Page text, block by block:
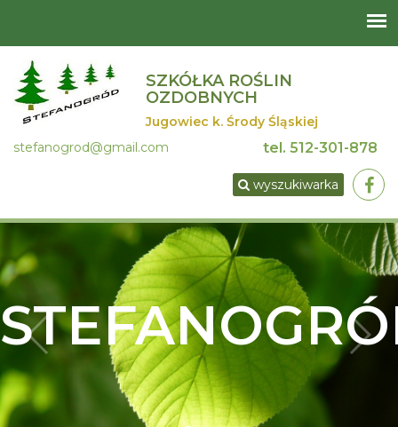
SZKÓŁKA ROŚLIN
OZDOBNYCH
Jugowiec k. Środy Śląskiej
stefanogrod@gmail.com
tel. 512-301-878
wyszukiwarka